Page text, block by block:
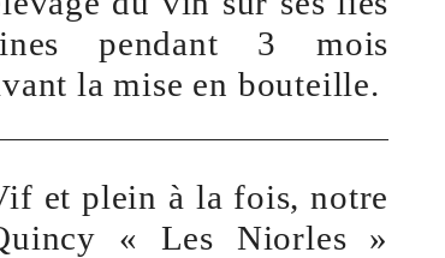
pendant 3 mois
la mise en bouteille.
et plein à la fois, notre
« Les Niorles »